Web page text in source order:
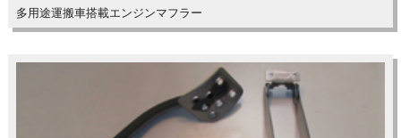
多用途運搬車搭載エンジンマフラー